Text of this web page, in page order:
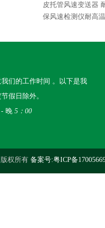
皮托管风速变送器
保风速检测仪耐高
们的工作时间 。以下是我
假日除外。
- 晚 5：00
权所有 备案号:粤ICP备